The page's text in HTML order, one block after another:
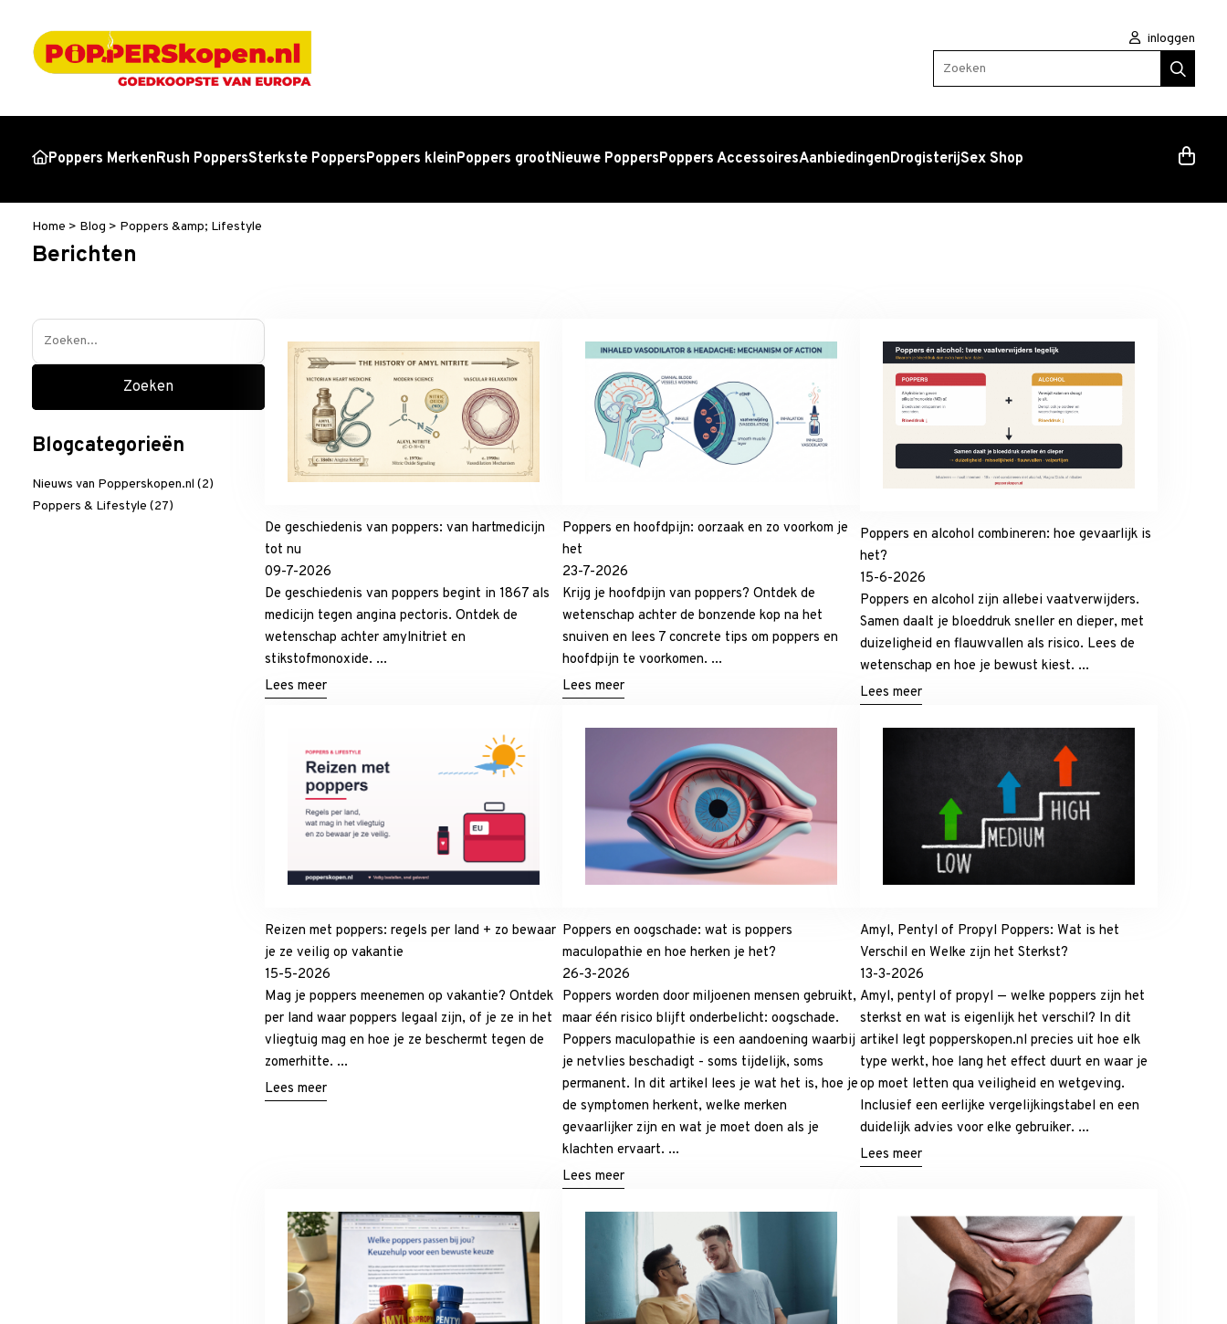
inloggen
Zoeken
Poppers MerkenRush PoppersSterkste PoppersPoppers kleinPoppers grootNieuwe PoppersPoppers AccessoiresAanbiedingenDrogisterijSex Shop
Home > Blog > Poppers &amp; Lifestyle
Berichten
Blogcategorieën
Nieuws van Popperskopen.nl (2)
Poppers & Lifestyle (27)
De geschiedenis van poppers: van hartmedicijn
tot nu
09-7-2026
De geschiedenis van poppers begint in 1867 als
medicijn tegen angina pectoris. Ontdek de
wetenschap achter amylnitriet en
stikstofmonoxide. ...
Lees meer
Poppers en hoofdpijn: oorzaak en zo voorkom je
het
23-7-2026
Krijg je hoofdpijn van poppers? Ontdek de
wetenschap achter de bonzende kop na het
snuiven en lees 7 concrete tips om poppers en
hoofdpijn te voorkomen. ...
Lees meer
Poppers en alcohol combineren: hoe gevaarlijk is
het?
15-6-2026
Poppers en alcohol zijn allebei vaatverwijders.
Samen daalt je bloeddruk sneller en dieper, met
duizeligheid en flauwvallen als risico. Lees de
wetenschap en hoe je bewust kiest. ...
Lees meer
Reizen met poppers: regels per land + zo bewaar
je ze veilig op vakantie
15-5-2026
Mag je poppers meenemen op vakantie? Ontdek
per land waar poppers legaal zijn, of je ze in het
vliegtuig mag en hoe je ze beschermt tegen de
zomerhitte. ...
Lees meer
Poppers en oogschade: wat is poppers
maculopathie en hoe herken je het?
26-3-2026
Poppers worden door miljoenen mensen gebruikt,
maar één risico blijft onderbelicht: oogschade.
Poppers maculopathie is een aandoening waarbij
je netvlies beschadigt - soms tijdelijk, soms
permanent. In dit artikel lees je wat het is, hoe je
de symptomen herkent, welke merken
gevaarlijker zijn en wat je moet doen als je
klachten ervaart. ...
Lees meer
Amyl, Pentyl of Propyl Poppers: Wat is het
Verschil en Welke zijn het Sterkst?
13-3-2026
Amyl, pentyl of propyl — welke poppers zijn het
sterkst en wat is eigenlijk het verschil? In dit
artikel legt popperskopen.nl precies uit hoe elk
type werkt, hoe lang het effect duurt en waar je
op moet letten qua veiligheid en wetgeving.
Inclusief een eerlijke vergelijkingstabel en een
duidelijk advies voor elke gebruiker. ...
Lees meer